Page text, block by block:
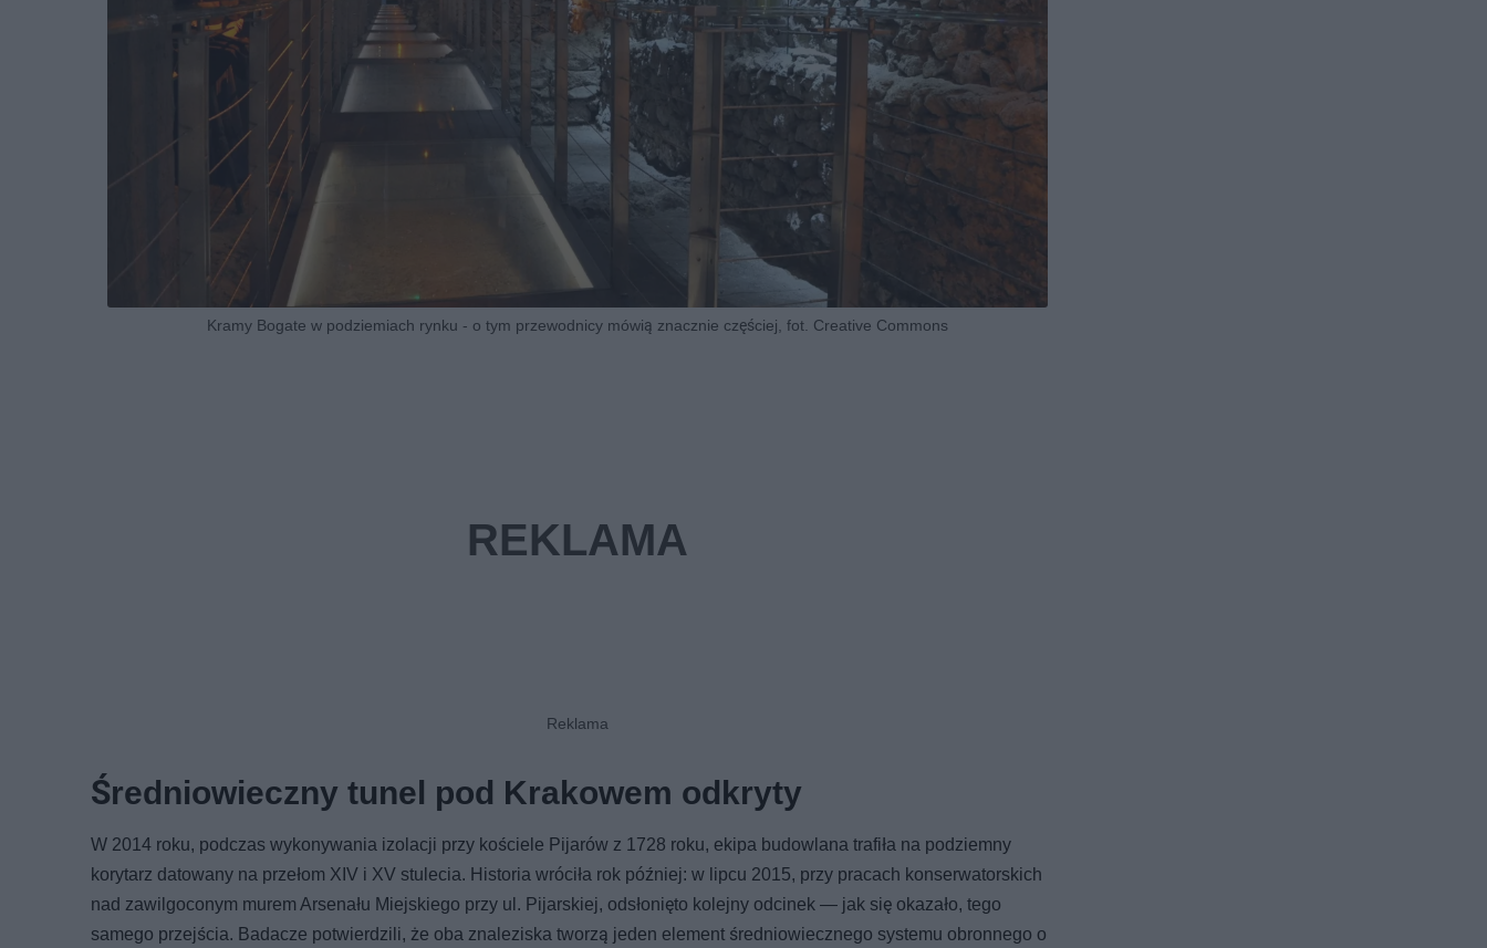
Kramy Bogate w podziemiach rynku - o tym przewodnicy mówią znacznie częściej, fot. Creative Commons
Średniowieczny tunel pod Krakowem odkryty
W 2014 roku, podczas wykonywania izolacji przy kościele Pijarów z 1728 roku, ekipa budowlana trafiła na podziemny
korytarz datowany na przełom XIV i XV stulecia. Historia wróciła rok później: w lipcu 2015, przy pracach konserwatorskich
nad zawilgoconym murem Arsenału Miejskiego przy ul. Pijarskiej, odsłonięto kolejny odcinek — jak się okazało, tego
samego przejścia. Badacze potwierdzili, że oba znaleziska tworzą jeden element średniowiecznego systemu obronnego o